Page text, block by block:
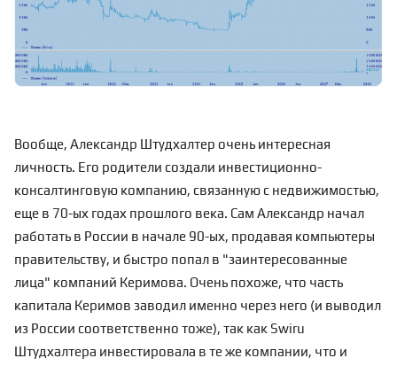
Вообще, Александр Штудхалтер очень интересная
личность. Его родители создали инвестиционно-
консалтинговую компанию, связанную с недвижимостью,
еще в 70-ых годах прошлого века. Сам Александр начал
работать в России в начале 90-ых, продавая компьютеры
правительству, и быстро попал в "заинтересованные
лица" компаний Керимова. Очень похоже, что часть
капитала Керимов заводил именно через него (и выводил
из России соответственно тоже), так как Swiru
Штудхалтера инвестировала в те же компании, что и